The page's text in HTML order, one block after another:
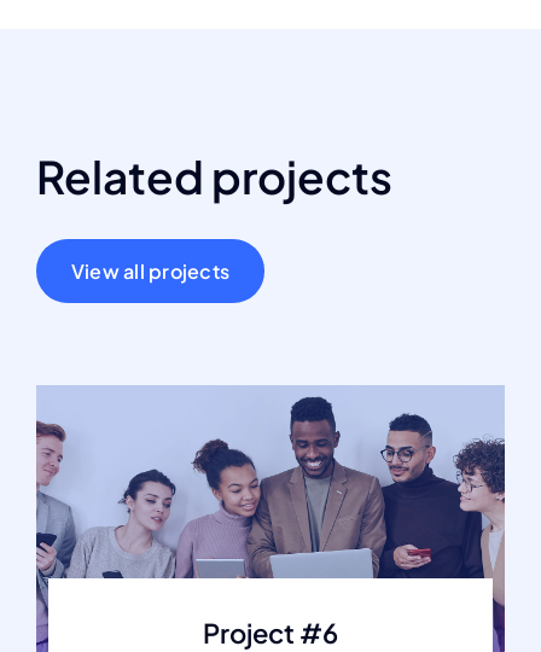
Related projects
View all projects
Project #6